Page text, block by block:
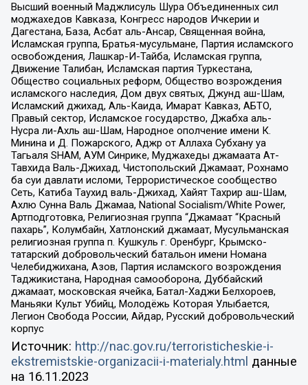
Высший военный Маджлисуль Шура Объединенных сил
моджахедов Кавказа, Конгресс народов Ичкерии и
Дагестана, База, Асбат аль-Ансар, Священная война,
Исламская группа, Братья-мусульмане, Партия исламского
освобождения, Лашкар-И-Тайба, Исламская группа,
Движение Талибан, Исламская партия Туркестана,
Общество социальных реформ, Общество возрождения
исламского наследия, Дом двух святых, Джунд аш-Шам,
Исламский джихад, Аль-Каида, Имарат Кавказ, АБТО,
Правый сектор, Исламское государство, Джабха аль-
Нусра ли-Ахль аш-Шам, Народное ополчение имени К.
Минина и Д. Пожарского, Аджр от Аллаха Субхану уа
Тагьаля SHAM, АУМ Синрике, Муджахеды джамаата Ат-
Тавхида Валь-Джихад, Чистопольский Джамаат, Рохнамо
ба суи давлати исломи, Террористическое сообщество
Сеть, Катиба Таухид валь-Джихад, Хайят Тахрир аш-Шам,
Ахлю Сунна Валь Джамаа, National Socialism/White Power,
Артподготовка, Религиозная группа “Джамаат “Красный
пахарь”, Колумбайн, Хатлонский джамаат, Мусульманская
религиозная группа п. Кушкуль г. Оренбург, Крымско-
татарский добровольческий батальон имени Номана
Челебиджихана, Азов, Партия исламского возрождения
Таджикистана, Народная самооборона, Дуббайский
джамаат, московская ячейка, Батал-Хаджи Белхороев,
Маньяки Культ Убийц, Молодёжь Которая Улыбается,
Легион Свобода России, Айдар, Русский добровольческий
корпус
Источник: http://nac.gov.ru/terroristicheskie-i-
ekstremistskie-organizacii-i-materialy.html данные
на 16.11.2023